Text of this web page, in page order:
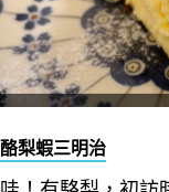
酪梨蝦三明治